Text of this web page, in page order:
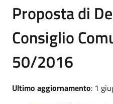
Proposta di
Consiglio
50/2016
Ultimo aggiornamento: 1